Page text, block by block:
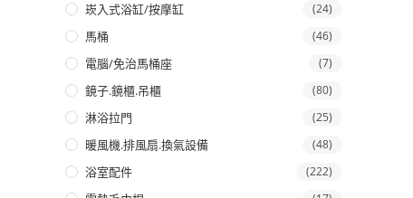
崁入式浴缸/按摩缸 (24)
馬桶 (46)
電腦/免治馬桶座 (7)
鏡子.鏡櫃.吊櫃 (80)
淋浴拉門 (25)
暖風機.排風扇.換氣設備 (48)
浴室配件 (222)